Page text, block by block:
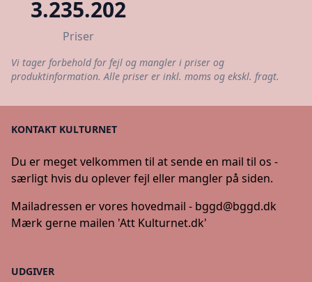
3.235.202
Priser
Vi tager forbehold for fejl og mangler i priser og
produktinformation. Alle priser er inkl. moms og ekskl. fragt.
KONTAKT KULTURNET
Du er meget velkommen til at sende en mail til os -
særligt hvis du oplever fejl eller mangler på siden.
Mailadressen er vores hovedmail - bggd@bggd.dk
Mærk gerne mailen 'Att Kulturnet.dk'
UDGIVER